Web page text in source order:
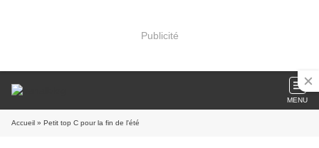
Publicité
MENU
Accueil » Petit top C pour la fin de l'été